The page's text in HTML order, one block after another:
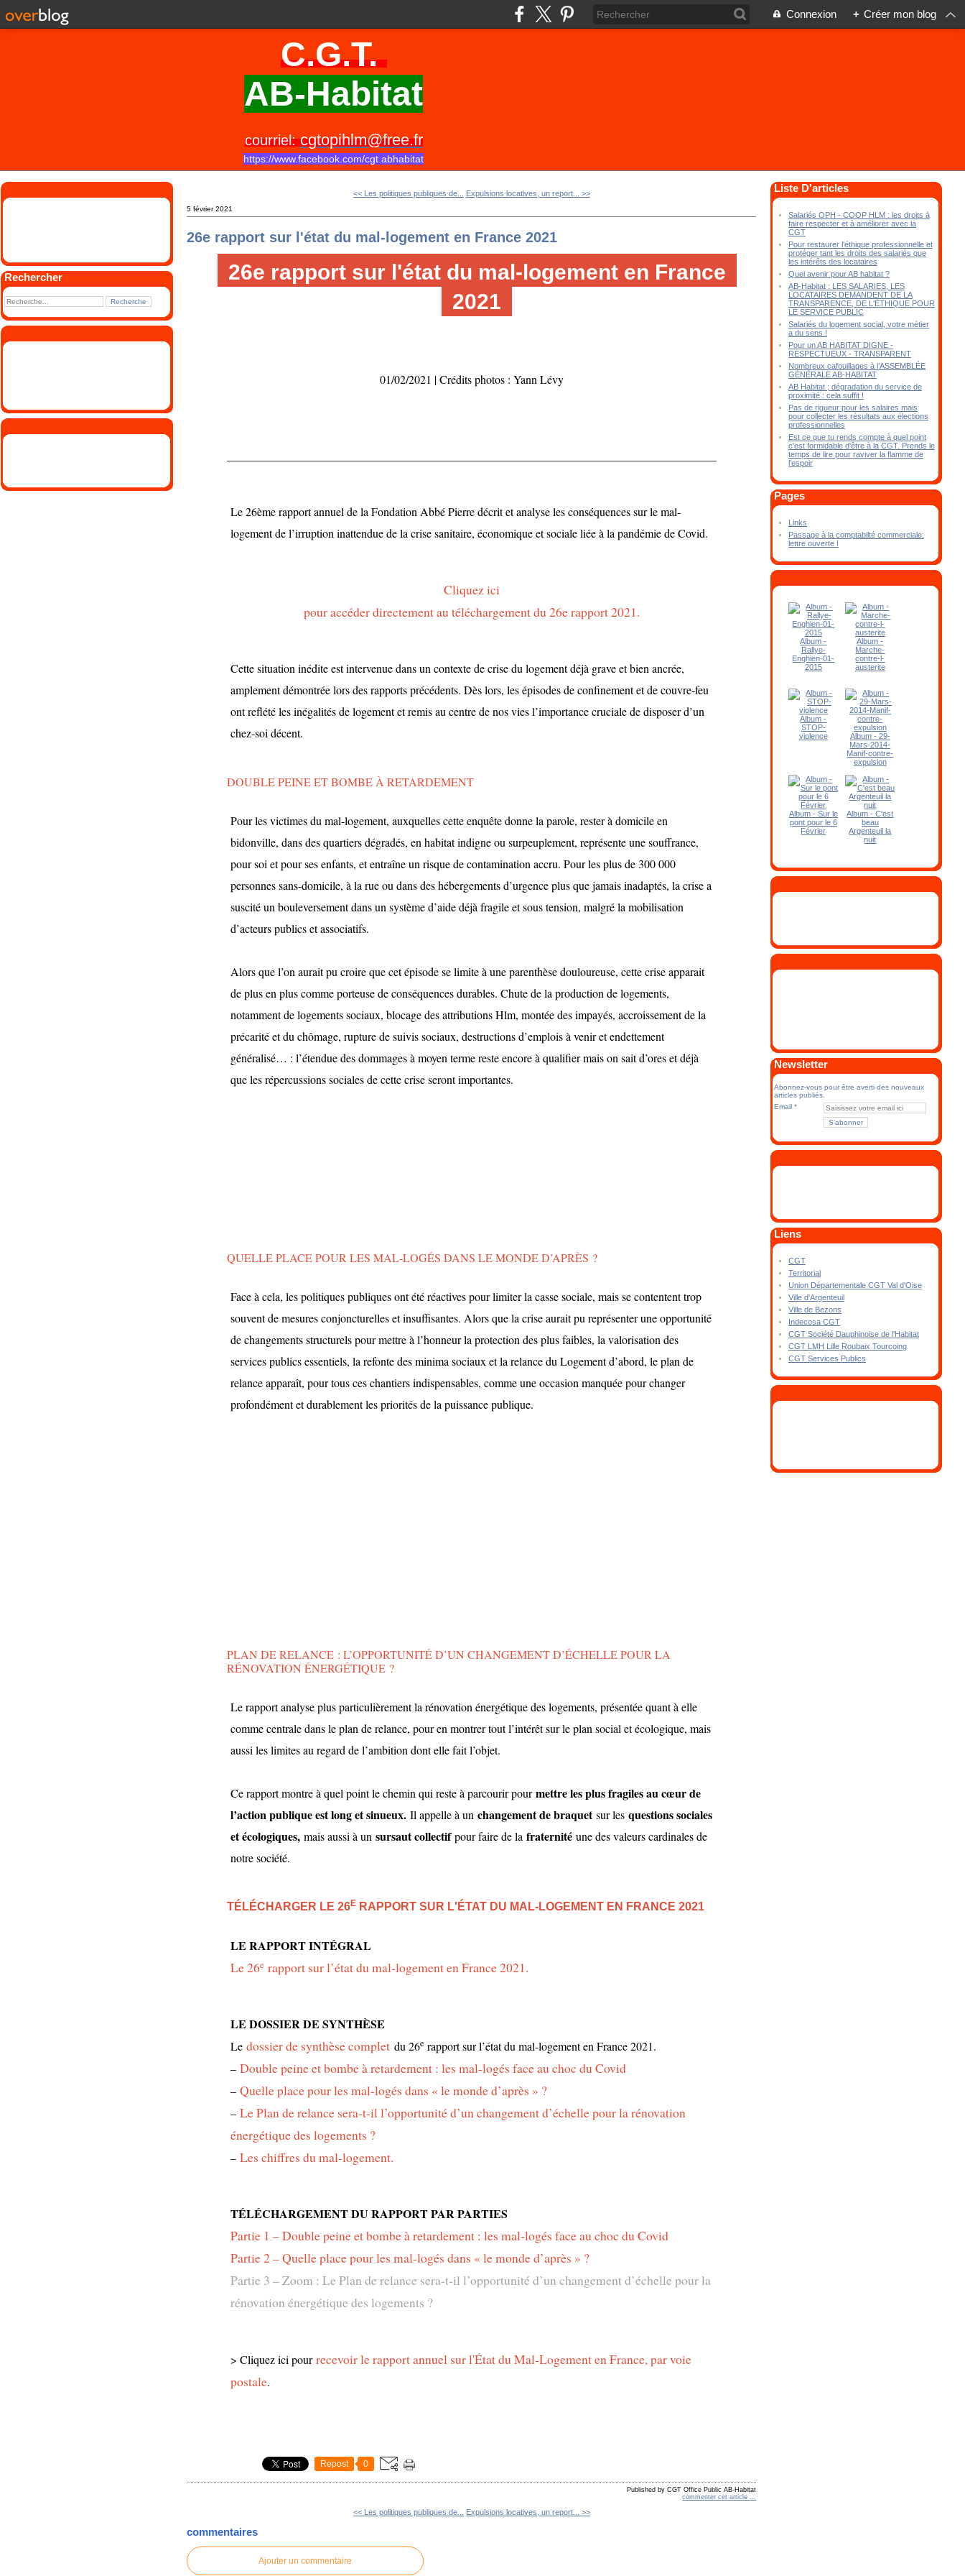
Connexion + Créer mon blog
C.G.T.
AB-Habitat
courriel:cgtopihlm@free.fr
https://www.facebook.com/cgt.abhabitat
Rechercher
<< Les politiques publiques de... Expulsions locatives, un report... >>
5 février 2021
26e rapport sur l'état du mal-logement en France 2021
26e rapport sur l'état du mal-logement en France
2021
01/02/2021 | Crédits photos : Yann Lévy
Le 26ème rapport annuel de la Fondation Abbé Pierre décrit et analyse les conséquences sur le mal-
logement de l’irruption inattendue de la crise sanitaire, économique et sociale liée à la pandémie de Covid.
Cliquez ici
pour accéder directement au téléchargement du 26e rapport 2021.
Cette situation inédite est intervenue dans un contexte de crise du logement déjà grave et bien ancrée,
amplement démontrée lors des rapports précédents. Dès lors, les épisodes de confinement et de couvre-feu
ont reflété les inégalités de logement et remis au centre de nos vies l’importance cruciale de disposer d’un
chez-soi décent.
DOUBLE PEINE ET BOMBE À RETARDEMENT
Pour les victimes du mal-logement, auxquelles cette enquête donne la parole, rester à domicile en
bidonville, dans des quartiers dégradés, en habitat indigne ou surpeuplement, représente une souffrance,
pour soi et pour ses enfants, et entraîne un risque de contamination accru. Pour les plus de 300 000
personnes sans-domicile, à la rue ou dans des hébergements d’urgence plus que jamais inadaptés, la crise a
suscité un bouleversement dans un système d’aide déjà fragile et sous tension, malgré la mobilisation
d’acteurs publics et associatifs.
Alors que l’on aurait pu croire que cet épisode se limite à une parenthèse douloureuse, cette crise apparait
de plus en plus comme porteuse de conséquences durables. Chute de la production de logements,
notamment de logements sociaux, blocage des attributions Hlm, montée des impayés, accroissement de la
précarité et du chômage, rupture de suivis sociaux, destructions d’emplois à venir et endettement
généralisé… : l’étendue des dommages à moyen terme reste encore à qualifier mais on sait d’ores et déjà
que les répercussions sociales de cette crise seront importantes.
QUELLE PLACE POUR LES MAL-LOGÉS DANS LE MONDE D’APRÈS ?
Face à cela, les politiques publiques ont été réactives pour limiter la casse sociale, mais se contentent trop
souvent de mesures conjoncturelles et insuffisantes. Alors que la crise aurait pu représenter une opportunité
de changements structurels pour mettre à l’honneur la protection des plus faibles, la valorisation des
services publics essentiels, la refonte des minima sociaux et la relance du Logement d’abord, le plan de
relance apparaît, pour tous ces chantiers indispensables, comme une occasion manquée pour changer
profondément et durablement les priorités de la puissance publique.
PLAN DE RELANCE : L’OPPORTUNITÉ D’UN CHANGEMENT D’ÉCHELLE POUR LA
RÉNOVATION ÉNERGÉTIQUE ?
Le rapport analyse plus particulièrement la rénovation énergétique des logements, présentée quant à elle
comme centrale dans le plan de relance, pour en montrer tout l’intérêt sur le plan social et écologique, mais
aussi les limites au regard de l’ambition dont elle fait l’objet.
Ce rapport montre à quel point le chemin qui reste à parcourir pour mettre les plus fragiles au cœur de
l’action publique est long et sinueux. Il appelle à un changement de braquet sur les questions sociales
et écologiques, mais aussi à un sursaut collectif pour faire de la fraternité une des valeurs cardinales de
notre société.
TÉLÉCHARGER LE 26E RAPPORT SUR L'ÉTAT DU MAL-LOGEMENT EN FRANCE 2021
LE RAPPORT INTÉGRAL
Le 26e rapport sur l’état du mal-logement en France 2021.
LE DOSSIER DE SYNTHÈSE
Le dossier de synthèse complet du 26e rapport sur l’état du mal-logement en France 2021.
– Double peine et bombe à retardement : les mal-logés face au choc du Covid
– Quelle place pour les mal-logés dans « le monde d’après » ?
– Le Plan de relance sera-t-il l’opportunité d’un changement d’échelle pour la rénovation
énergétique des logements ?
– Les chiffres du mal-logement.
TÉLÉCHARGEMENT DU RAPPORT PAR PARTIES
Partie 1 – Double peine et bombe à retardement : les mal-logés face au choc du Covid
Partie 2 – Quelle place pour les mal-logés dans « le monde d’après » ?
Partie 3 – Zoom : Le Plan de relance sera-t-il l’opportunité d’un changement d’échelle pour la
rénovation énergétique des logements ?
> Cliquez ici pour recevoir le rapport annuel sur l'État du Mal-Logement en France, par voie
postale.
Repost 0
Published by CGT Office Public AB-Habitat
commenter cet article …
<< Les politiques publiques de... Expulsions locatives, un report... >>
commentaires
Ajouter un commentaire
Liste D'articles
Salariés OPH - COOP HLM : les droits à
faire respecter et à améliorer avec la
CGT
Pour restaurer l'éthique professionnelle et
protéger tant les droits des salariés que
les intérêts des locataires
Quel avenir pour AB habitat ?
AB-Habitat : LES SALARIES, LES
LOCATAIRES DEMANDENT DE LA
TRANSPARENCE, DE L'ÉTHIQUE POUR
LE SERVICE PUBLIC
Salariés du logement social, votre métier
a du sens !
Pour un AB HABITAT DIGNE -
RESPECTUEUX - TRANSPARENT
Nombreux cafouillages à l’ASSEMBLÉE
GÉNÉRALE AB-HABITAT
AB Habitat ; dégradation du service de
proximité : cela suffit !
Pas de rigueur pour les salaires mais
pour collecter les résultats aux élections
professionnelles
Est ce que tu rends compte à quel point
c'est formidable d'être à la CGT. Prends le
temps de lire pour raviver la flamme de
l'espoir
Pages
Links
Passage à la comptabilté commerciale:
lettre ouverte !
Album -
Rallye-
Enghien-01-
2015
Album -
Marche-
contre-l-
austerite
Album -
STOP-
violence
Album - 29-
Mars-2014-
Manif-contre-
expulsion
Album - Sur le
pont pour le 6
Février
Album - C'est
beau
Argenteuil la
nuit
Newsletter
Abonnez-vous pour être averti des nouveaux
articles publiés.
Email
Liens
CGT
Territorial
Union Départementale CGT Val d'Oise
Ville d'Argenteuil
Ville de Bezons
Indecosa CGT
CGT Société Dauphinoise de l'Habitat
CGT LMH Lille Roubaix Tourcoing
CGT Services Publics